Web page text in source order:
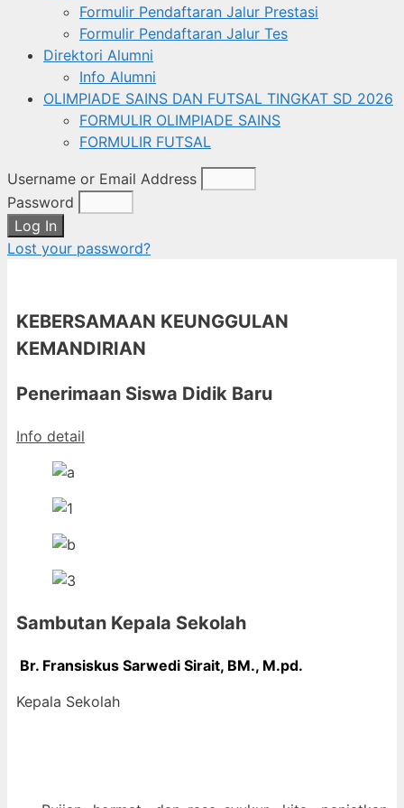
Formulir Pendaftaran Jalur Prestasi
Formulir Pendaftaran Jalur Tes
Direktori Alumni
Info Alumni
OLIMPIADE SAINS DAN FUTSAL TINGKAT SD 2026
FORMULIR OLIMPIADE SAINS
FORMULIR FUTSAL
Username or Email Address
Password
Log In
Lost your password?
KEBERSAMAAN KEUNGGULAN
KEMANDIRIAN
Penerimaan Siswa Didik Baru
Info detail
Sambutan Kepala Sekolah
Br. Fransiskus Sarwedi Sirait, BM., M.pd.
Kepala Sekolah